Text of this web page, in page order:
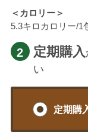
＜カロリー＞
5.3キロカロリー/1
2 定期購入
い
定期購